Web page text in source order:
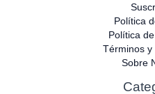
Política
Política
Términos y
Sobre